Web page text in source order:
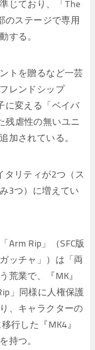
じており、「The
のステージで専用
する。
トを贈るなど一芸
レンドシップ
に変える「ベイバ
残虐性の無いユニ
加されている。
リティが2つ（ス
3つ）に増えてい
Arm Rip」（SFC版
ッチャ」）は「両
荒業で、『MK』
」同様に人権保護
、キャラクターの
行した『MK4』
持つ。